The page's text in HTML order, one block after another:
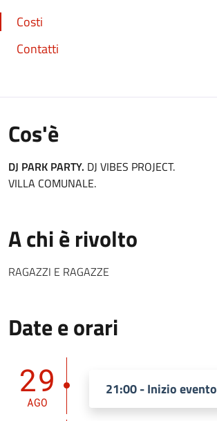
Costi
Contatti
Cos'è
DJ PARK PARTY. DJ VIBES PROJECT.
VILLA COMUNALE.
A chi è rivolto
RAGAZZI E RAGAZZE
Date e orari
29
AGO
21:00 - Inizio evento